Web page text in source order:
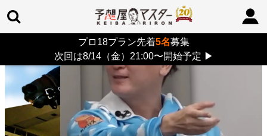
プロ18プラン先着5名募集
次回は8/14（金）21:00〜開始予定 ▶
> 26/8/9 (日)